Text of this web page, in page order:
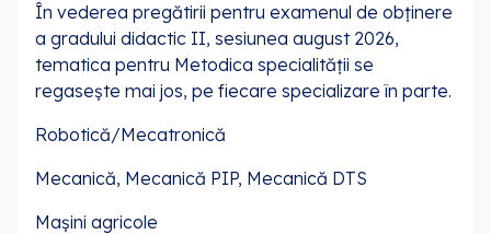
În vederea pregătirii pentru examenul de obținere
a gradului didactic II, sesiunea august 2026,
tematica pentru Metodica specialității se
regasește mai jos, pe fiecare specializare în parte.
Robotică/Mecatronică
Mecanică, Mecanică PIP, Mecanică DTS
Mașini agricole